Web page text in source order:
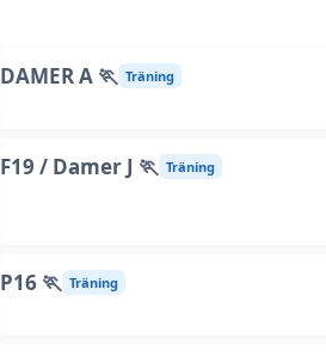
DAMER A 🏃 Träning
F19 / Damer J 🏃 Träning
P16 🏃 Träning